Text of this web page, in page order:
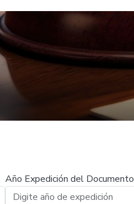
Año Expedición del Documento